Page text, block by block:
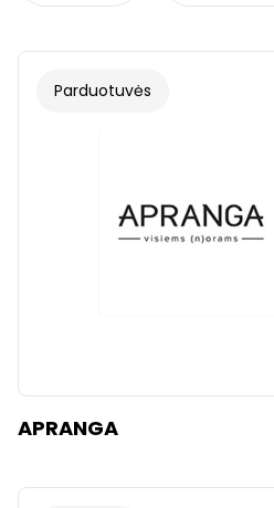
Parduotuvės
APRANGA